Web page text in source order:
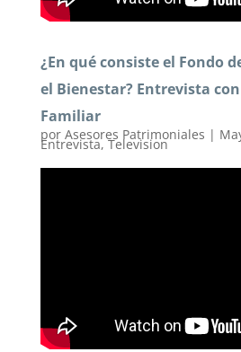
¿En qué consiste el Fondo
el Bienestar? Entrevista
Familiar
por Asesores Patrimoniales |
Entrevista,Television